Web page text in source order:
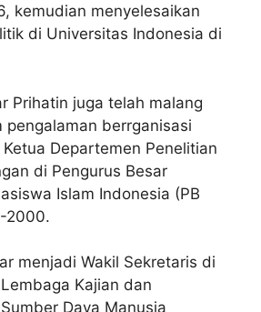
kemudian menyelesaikan
di Universitas Indonesia di
Prihatin juga telah malang
pengalaman berrganisasi
Departemen Penelitian
di Pengurus Besar
Islam Indonesia (PB
2000.
menjadi Wakil Sekretaris di
Kajian dan
Daya Manusia